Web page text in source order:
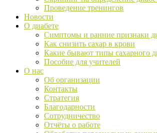
Проведение тренингов
Новости
О диабете
Cимптомы и ранние признаки
Как снизить сахар в крови
Какие бывают типы сахарного
Пособие для учителей
О нас
Об организации
Контакты
Стратегия
Благодарности
Сотрудничество
Отчёты о работе